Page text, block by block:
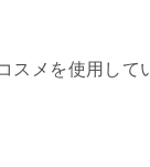
スメを使用して